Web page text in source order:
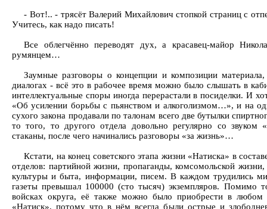
- Вот!.. - трясёт Валерий Михайлович стопкой страниц с
Учитесь, как надо писать!
Все облегчённо переводят дух, а красавец-майор
румянцем…
Заумные разговоры о концепции и композиции
диалогах - всё это в рабочее время можно было слышать в
интеллектуальные споры иногда перерастали в посиделки. И
«Об усилении борьбы с пьянством и алкоголизмом…», и на
сухого закона продавали по талонам всего две бутылки
то того, то другого отдела довольно регулярно со звуком
стаканы, после чего начинались разговоры «за жизнь»…
Кстати, на конец советского этапа жизни «Натиска» в
отделов: партийной жизни, пропаганды, комсомольской
культуры и быта, информации, писем. В каждом трудились
газеты превышал 100000 (сто тысяч) экземпляров. Помимо
войсках округа, её также можно было приобрести в
«Натиск», потому что в нём всегда были острые и